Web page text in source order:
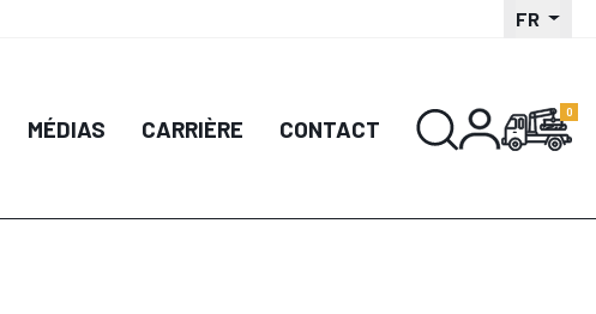
FR
MÉDIAS CARRIÈRE CONTACT